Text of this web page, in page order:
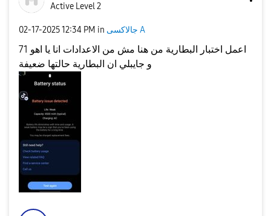
Active Level 2
‎02-17-202512:34 PM in جالاكسى A
اعمل اختبار البطارية من هنا مش من الاعدادات انا يا اهو 71
و جايبلي ان البطارية حالتها ضعيفة